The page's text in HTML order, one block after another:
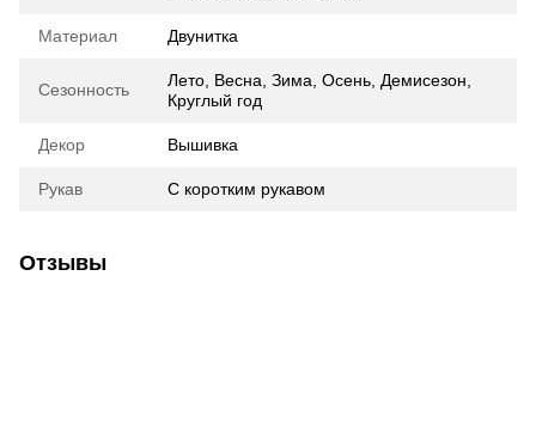
Материал Двунитка
Сезонность
Лето, Весна, Зима, Осень, Демисезон,
Круглый год
Декор Вышивка
Рукав С коротким рукавом
Отзывы